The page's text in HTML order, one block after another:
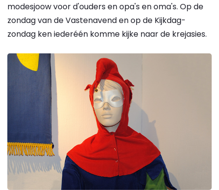
modesjoow voor d'ouders en opa's en oma's. Op de
zondag van de Vastenavend en op de Kijkdag-
zondag ken iederéén komme kijke naar de krejasies.